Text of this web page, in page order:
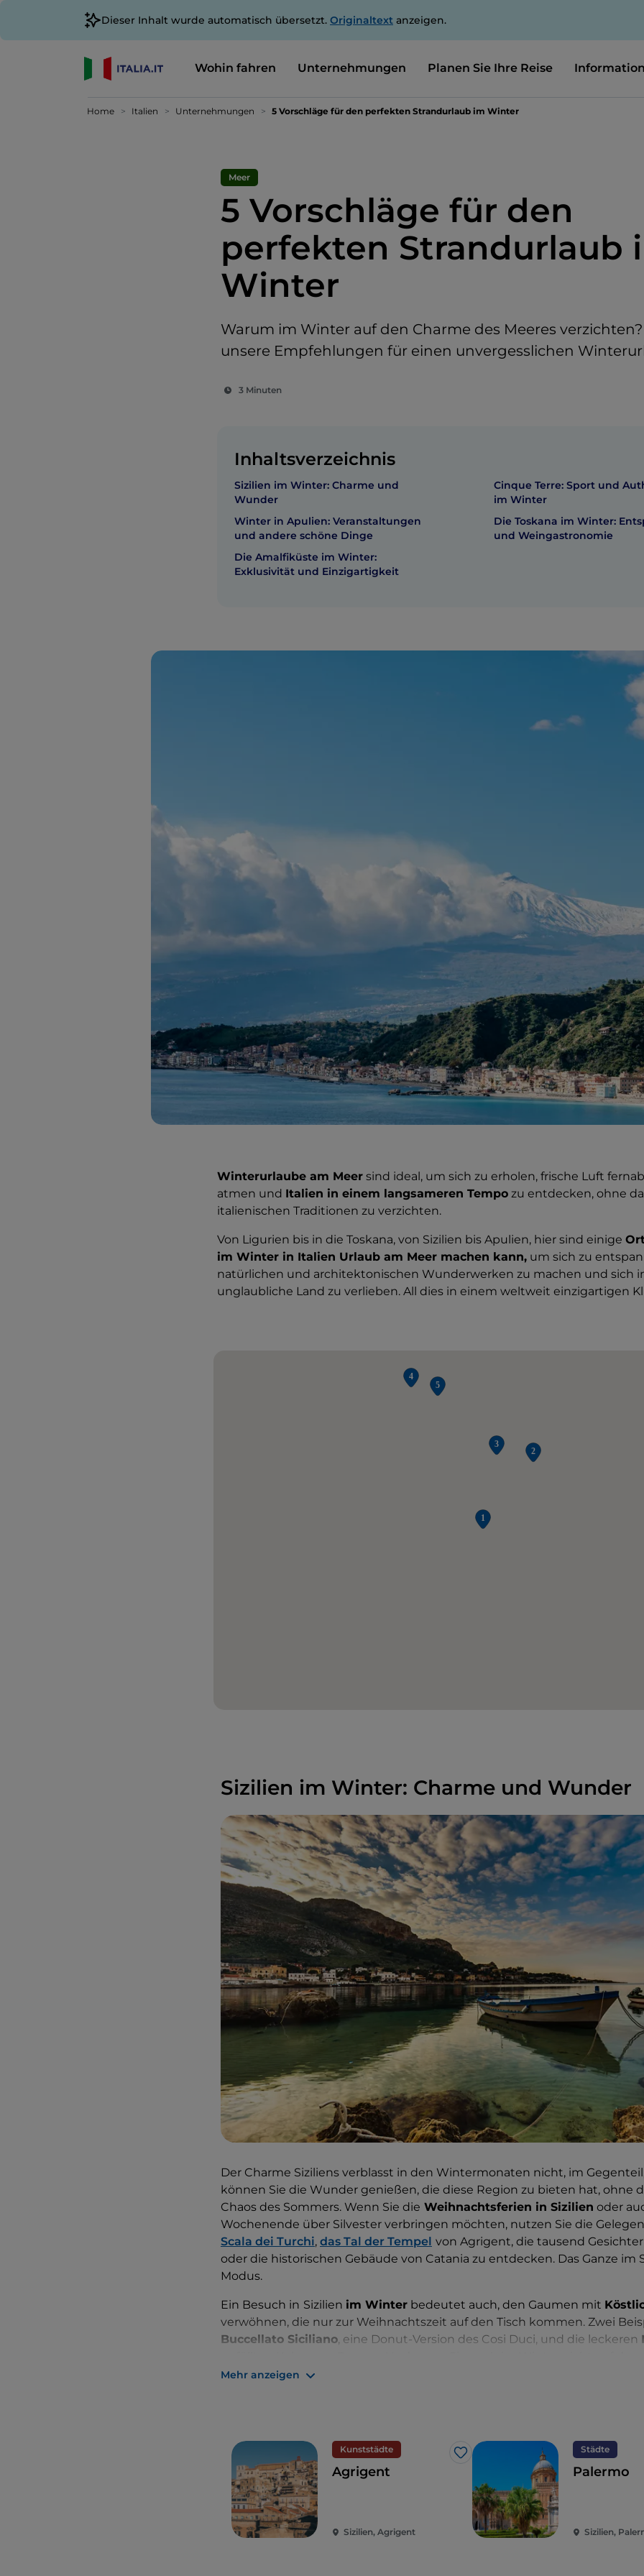
Dieser Inhalt wurde automatisch übersetzt. Originaltext anzeigen.
Wohin fahren Unternehmungen Planen Sie Ihre Reise
Home Italien Unternehmungen 5 Vorschläge für den perfekten Strandurlaub im Winter
Meer
5 Vorschläge für den
perfekten Strandurlaub
Winter
Warum im Winter auf den Charme des Meeres
unsere Empfehlungen für einen unvergesslichen
3 Minuten
Inhaltsverzeichnis
Sizilien im Winter: Charme und
Wunder
Winter in Apulien: Veranstaltungen
und andere schöne Dinge
Die Amalfiküste im Winter:
Exklusivität und Einzigartigkeit
Cinque Terre: Sport und
im Winter
Die Toskana im Winter:
und Weingastronomie
Winterurlaube am Meer sind ideal, um sich zu erholen, frische Luft
atmen und Italien in einem langsameren Tempo zu entdecken, ohne
italienischen Traditionen zu verzichten.
Von Ligurien bis in die Toskana, von Sizilien bis Apulien, hier sind einige
im Winter in Italien Urlaub am Meer machen kann, um sich zu
natürlichen und architektonischen Wunderwerken zu machen und sich
unglaubliche Land zu verlieben. All dies in einem weltweit einzigartigen
Sizilien im Winter: Charme und Wunder
Der Charme Siziliens verblasst in den Wintermonaten nicht, im
können Sie die Wunder genießen, die diese Region zu bieten hat, ohne
Chaos des Sommers. Wenn Sie die Weihnachtsferien in Sizilien oder
Wochenende über Silvester verbringen möchten, nutzen Sie die
Scala dei Turchi, das Tal der Tempel von Agrigent, die tausend
oder die historischen Gebäude von Catania zu entdecken. Das Ganze im
Modus.
Ein Besuch in Sizilien im Winter bedeutet auch, den Gaumen mit
verwöhnen, die nur zur Weihnachtszeit auf den Tisch kommen. Zwei
Buccellato Siciliano, eine Donut-Version des Cosi Duci, und die leckeren
Italiens verzichten möchten, machen Sie einen Abstecher zur Isola Bella
Mehr anzeigen
Kunststädte
Like
Agrigent
Sizilien, Agrigent
Städte
Palermo
Sizilien,